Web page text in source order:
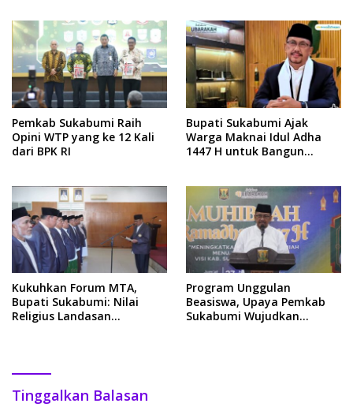
Pemkab Sukabumi Raih
Opini WTP yang ke 12 Kali
dari BPK RI
Bupati Sukabumi Ajak
Warga Maknai Idul Adha
1447 H untuk Bangun
Kukuhkan Forum MTA,
Bupati Sukabumi: Nilai
Religius Landasan
Program Unggulan
Beasiswa, Upaya Pemkab
Sukabumi Wujudkan
Tinggalkan Balasan